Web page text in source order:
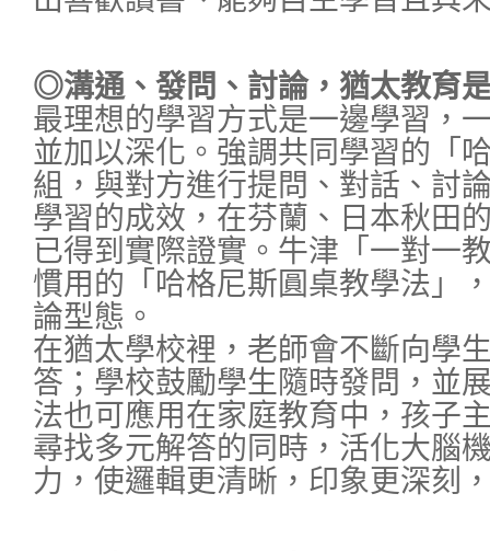
◎溝通、發問、討論，猶太教育
最理想的學習方式是一邊學習，
並加以深化。強調共同學習的「
組，與對方進行提問、對話、討
學習的成效，在芬蘭、日本秋田
已得到實際證實。牛津「一對一
慣用的「哈格尼斯圓桌教學法」
論型態。
在猶太學校裡，老師會不斷向學
答；學校鼓勵學生隨時發問，並
法也可應用在家庭教育中，孩子
尋找多元解答的同時，活化大腦
力，使邏輯更清晰，印象更深刻